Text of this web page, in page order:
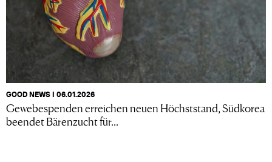
GOOD NEWS I 06.01.2026
Gewebespenden erreichen neuen Höchststand, Südkorea
beendet Bärenzucht für...